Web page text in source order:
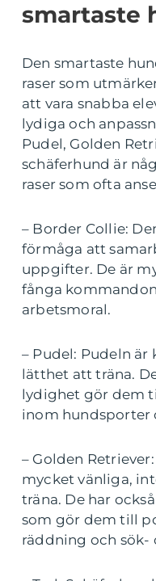
smartaste
Den smartaste
raser som
att vara snabba
lydiga och
Pudel, Golden
schäferhund är
raser som ofta
– Border Collie:
förmåga att
uppgifter. De är
fånga
arbetsmoral.
– Pudel: Pudeln är
lätthet att träna.
lydighet gör dem
inom hundsporter
– Golden
mycket vänliga,
träna. De har
som gör dem till
räddning och sök-